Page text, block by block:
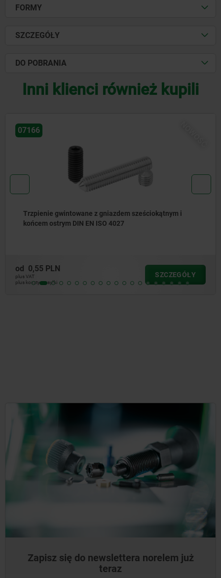
FORMY
SZCZEGÓŁY
DO POBRANIA
Inni klienci również kupili
07166
Trzpienie gwintowane z gniazdem sześciokątnym i
końcem ostrym DIN EN ISO 4027
od 0,55 PLN
plus VAT
plus koszty wysyłki
SZCZEGÓŁY
Zapisz się do newslettera norelem już
teraz